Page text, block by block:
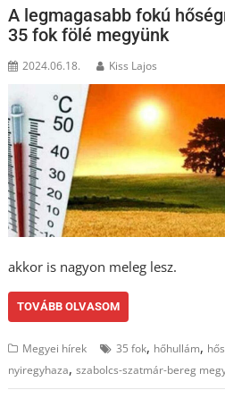
A legmagasabb fokú
35 fok fölé megyünk
2024.06.18. Kiss Lajos
akkor is nagyon meleg lesz.
TOVÁBB OLVASOM
Megyei hírek 35 fok, hőhullám,
nyiregyhaza,szabolcs-szatmár-bereg